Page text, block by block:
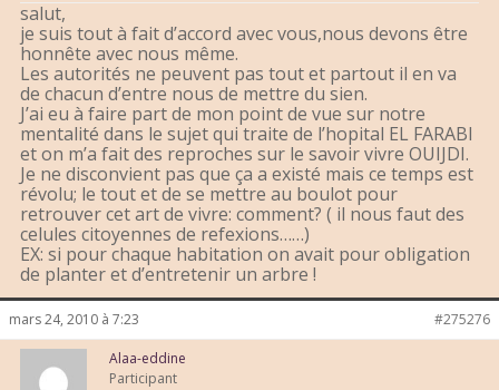
salut,
je suis tout à fait d’accord avec vous,nous devons être
honnête avec nous même.
Les autorités ne peuvent pas tout et partout il en va
de chacun d’entre nous de mettre du sien.
J’ai eu à faire part de mon point de vue sur notre
mentalité dans le sujet qui traite de l’hopital EL FARABI
et on m’a fait des reproches sur le savoir vivre OUIJDI.
Je ne disconvient pas que ça a existé mais ce temps est
révolu; le tout et de se mettre au boulot pour
retrouver cet art de vivre: comment? ( il nous faut des
celules citoyennes de refexions……)
EX: si pour chaque habitation on avait pour obligation
de planter et d’entretenir un arbre !
mars 24, 2010 à 7:23 #275276
Alaa-eddine
Participant